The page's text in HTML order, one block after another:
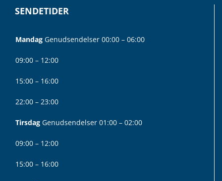
SENDETIDER
Mandag Genudsendelser 00:00 – 06:00
09:00 – 12:00
15:00 – 16:00
22:00 – 23:00
Tirsdag Genudsendelser 01:00 – 02:00
09:00 – 12:00
15:00 – 16:00